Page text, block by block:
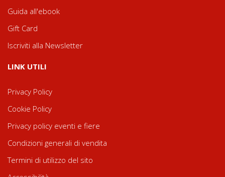
Guida all'ebook
Gift Card
Iscriviti alla Newsletter
LINK UTILI
Privacy Policy
Cookie Policy
Privacy policy eventi e fiere
Condizioni generali di vendita
Termini di utilizzo del sito